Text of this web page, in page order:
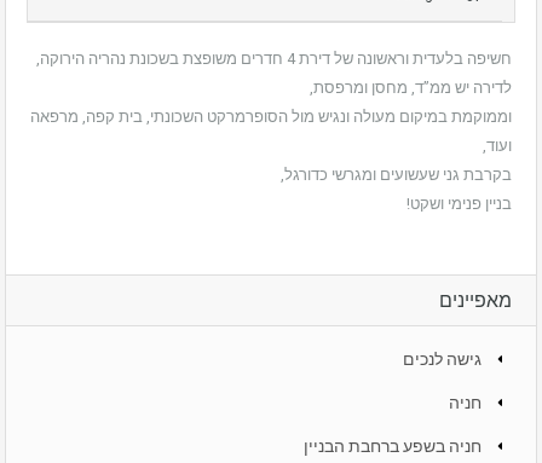
חשיפה בלעדית וראשונה של דירת 4 חדרים משופצת בשכונת נהריה הירוקה,
לדירה יש ממ”ד, מחסן ומרפסת,
וממוקמת במיקום מעולה ונגיש מול הסופרמרקט השכונתי, בית קפה, מרפאה
ועוד,
בקרבת גני שעשועים ומגרשי כדורגל,
בניין פנימי ושקט!
מאפיינים
גישה לנכים
חניה
חניה בשפע ברחבת הבניין